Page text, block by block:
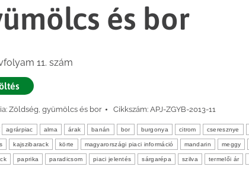
és bor
11. szám
Zöldség, gyümölcs és bor Cikkszám: APJ-ZGYB-2013-11
agrárpiac alma árak banán bor burgonya citrom cseresznye
kajszibarack körte magyarországi piaci információ mandarin meggy
paprika paradicsom piaci jelentés sárgarépa szilva termelői ár